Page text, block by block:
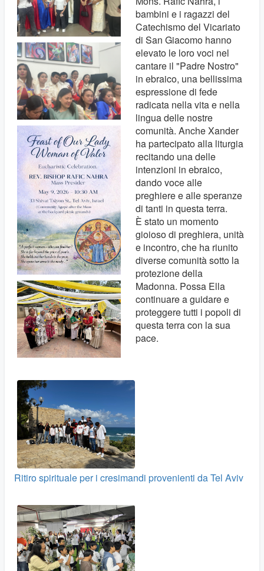
bambini e i ragazzi del
Catechismo del Vicariato
di San Giacomo hanno
elevato le loro voci nel
cantare il "Padre Nostro"
in ebraico, una bellissima
espressione di fede
radicata nella vita e nella
lingua delle nostre
comunità. Anche Xander
ha partecipato alla liturgia
recitando una delle
intenzioni in ebraico,
dando voce alle
preghiere e alle speranze
di tanti in questa terra.
È stato un momento
gioioso di preghiera, unità
e incontro, che ha riunito
diverse comunità sotto la
protezione della
Madonna. Possa Ella
continuare a guidare e
proteggere tutti i popoli di
questa terra con la sua
pace.
Ritiro spirituale per i cresimandi provenienti da Tel Aviv